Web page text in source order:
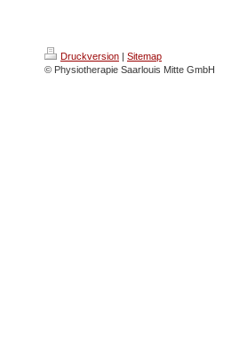
Druckversion | Sitemap
© Physiotherapie Saarlouis Mitte GmbH